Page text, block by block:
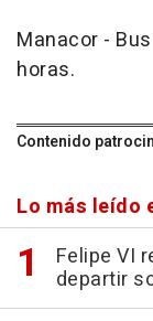
Manacor -
horas.
Contenido
Lo más leído
Felipe VI
departir